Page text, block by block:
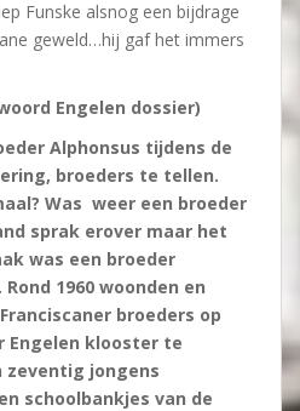
Funske alsnog een bijdrage
geweld…hij gaf het immers
Engelen dossier)
Alphonsus tijdens de
broeders te tellen.
Was weer een broeder
sprak erover maar het
was een broeder
1960 woonden en
broeders op
Engelen klooster te
zeventig jongens
schoolbankjes van de